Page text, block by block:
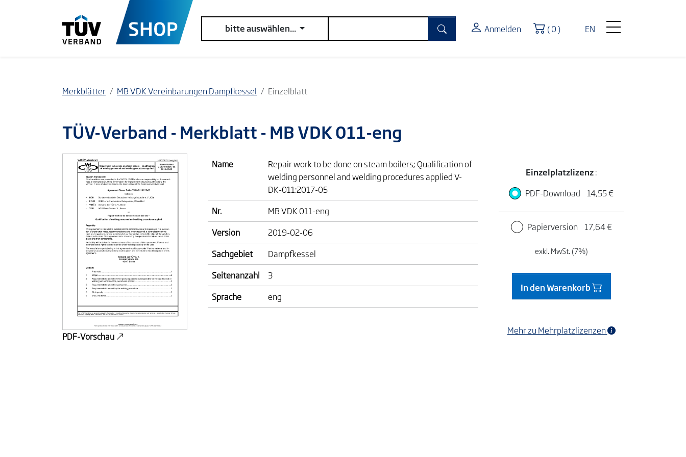
EN
bitte auswählen... Anmelden Warenkorb
( 0 )
Merkblätter MB VDK Vereinbarungen Dampfkessel Einzelblatt
TÜV-Verband - Merkblatt - MB VDK 011-eng
PDF-Vorschau
Name
Repair work to be done on steam boilers; Qualification of
welding personnel and welding procedures applied V-
DK-011:2017-05
Nr.
MB VDK 011-eng
Version
2019-02-06
Sachgebiet
Dampfkessel
Seitenanzahl
3
Sprache
eng
Einzelplatzlizenz:
PDF-Download
14,55 €
Papierversion 17,64 €
exkl. MwSt. (7%)
In den Warenkorb
Mehr zu Mehrplatzlizenzen